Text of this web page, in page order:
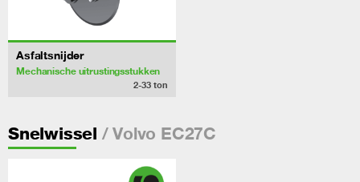
Asfaltsnijder
Mechanische uitrustingsstukken
2-33 ton
Snelwissel / Volvo EC27C